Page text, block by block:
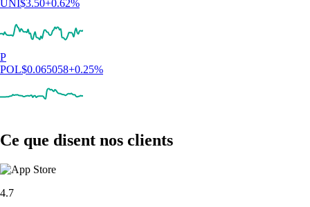
UNI$3.50+0.62%
P
POL$0.065058+0.25%
Ce que disent nos clients
4.7